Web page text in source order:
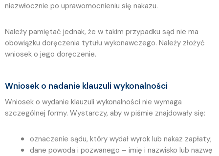
niezwłocznie po uprawomocnieniu się nakazu.
Należy pamiętać jednak, że w takim przypadku sąd nie ma
obowiązku doręczenia tytułu wykonawczego. Należy złożyć
wniosek o jego doręczenie.
Wniosek o nadanie klauzuli wykonalności
Wniosek o wydanie klauzuli wykonalności nie wymaga
szczególnej formy. Wystarczy, aby w piśmie znajdowały się:
oznaczenie sądu, który wydał wyrok lub nakaz zapłaty;
dane powoda i pozwanego – imię i nazwisko lub nazwę